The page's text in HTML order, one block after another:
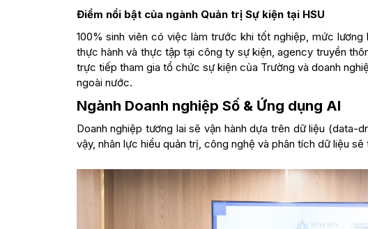
Điểm nổi bật của ngành Quản trị Sự kiện tại HSU
100% sinh viên có việc làm trước khi tốt nghiệp, mức lương
thực hành và thực tập tại công ty sự kiện, agency truyền
trực tiếp tham gia tổ chức sự kiện của Trường và doanh
ngoài nước.
Ngành Doanh nghiệp Số & Ứng dụng AI
Doanh nghiệp tương lai sẽ vận hành dựa trên dữ liệu (data-
vậy, nhân lực hiểu quản trị, công nghệ và phân tích dữ liệu